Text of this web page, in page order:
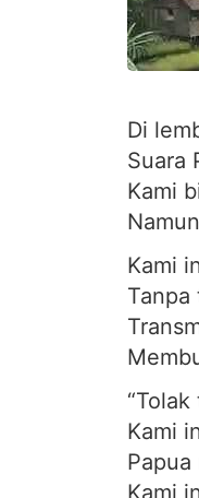
Di
Suara
Kami
Kami
Tanpa
Kami